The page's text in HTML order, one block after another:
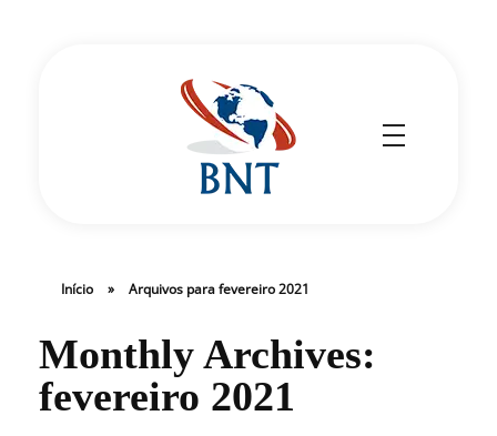
Início » Arquivos para fevereiro 2021
Monthly Archives:
fevereiro 2021